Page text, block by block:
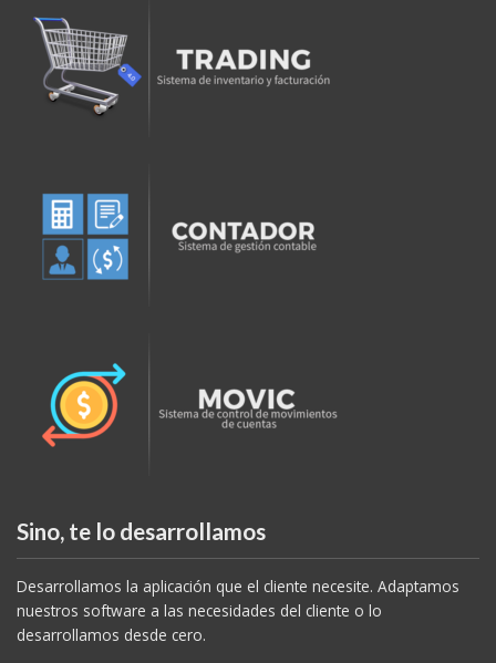
Sino, te lo desarrollamos
Desarrollamos la aplicación que el cliente necesite. Adaptamos
nuestros software a las necesidades del cliente o lo
desarrollamos desde cero.